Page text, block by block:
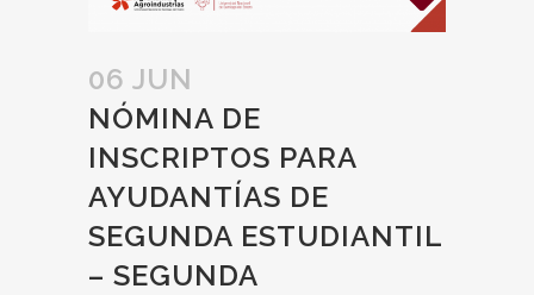
06 JUN
NÓMINA DE
INSCRIPTOS PARA
AYUDANTÍAS DE
SEGUNDA ESTUDIANTIL
– SEGUNDA